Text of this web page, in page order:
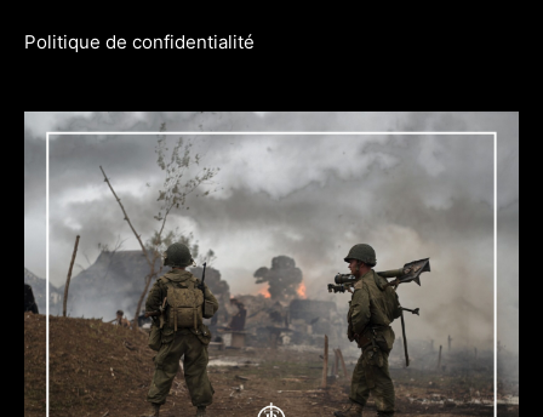
Politique de confidentialité